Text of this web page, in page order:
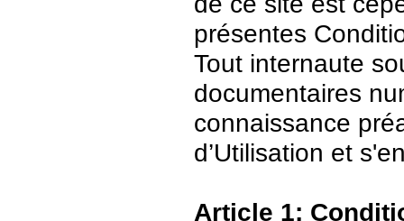
présentes
Tout internaute
documentaires
connaissance
d’Utilisation et
Article 1: